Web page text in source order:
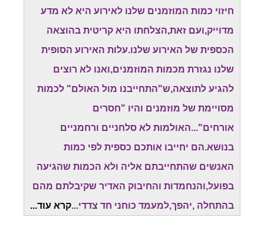
חיזוי כמות המוזמנים שלנו לאירוע היא לא מדע
מדוייק,ועם זאת,הצלחתו היא קריטית בהוצאה
הכספית של האירוע שלנו.עלות האירוע הסופית
שלנו נגזרת מכמות המוזמנים,ואנו לא רוצים
להגיע לתוצאה,ש"התחייבנו מול האולם" לכמות
מסויימת של מוזמנים והיו "חסרים
אורחים"...האולמות לא סלחניים ורחמניים
בנושא.הם יחייבו אותכם כספית לפי כמות
האנשים שהתחייבתם אליה ולא הכמות שהגיעה
בפועל,והנחמדות והחיבוק האדיר שקיבלתם מהם
בהתחלה ,יהפך,למעמד כוחני חד צדדי...קרא עוד...